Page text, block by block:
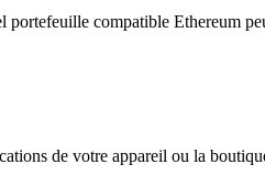
compatible Ethereum
de votre appareil ou la